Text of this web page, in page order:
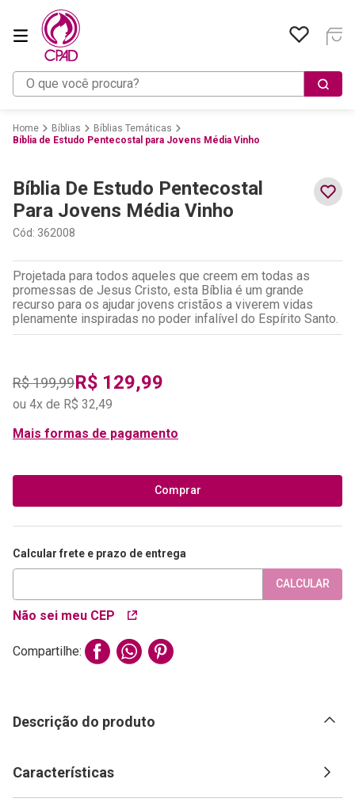
O que você procura?
Bíblias
Bíblias Temáticas
Bíblia de Estudo Pentecostal para Jovens Média Vinho
Bíblia De Estudo Pentecostal
Para Jovens Média Vinho
Cód: 362008
Projetada para todos aqueles que creem em todas as
promessas de Jesus Cristo, esta Bíblia é um grande
recurso para os ajudar jovens cristãos a viverem vidas
plenamente inspiradas no poder infalível do Espírito Santo.
R$199,99R$ 129,99
ou 4x de R$ 32,49
Mais formas de pagamento
Comprar
Calcular frete e prazo de entrega
Não sei meu CEP
CALCULAR
Compartilhe:
Descrição do produto
Características